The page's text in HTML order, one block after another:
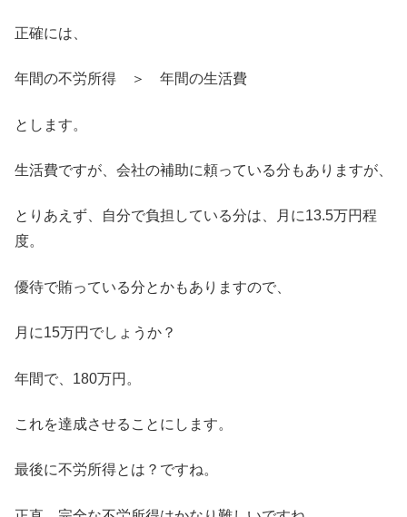
正確には、
年間の不労所得 ＞ 年間の生活費
とします。
生活費ですが、会社の補助に頼っている分もありますが、
とりあえず、自分で負担している分は、月に13.5万円程
度。
優待で賄っている分とかもありますので、
月に15万円でしょうか？
年間で、180万円。
これを達成させることにします。
最後に不労所得とは？ですね。